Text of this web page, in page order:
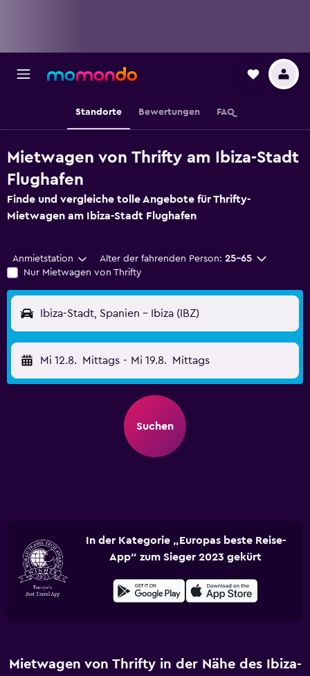
Standorte Bewertungen FAQ
Mietwagen von Thrifty am Ibiza-Stadt
Flughafen
Finde und vergleiche tolle Angebote für Thrifty-
Mietwagen am Ibiza-Stadt Flughafen
Anmietstation Alter der fahrenden Person: 25-65
Nur Mietwagen von Thrifty
Ibiza-Stadt, Spanien - Ibiza (IBZ)
Mi 12.8. Mittags - Mi 19.8. Mittags
Suchen
In der Kategorie „Europas beste Reise-
App“ zum Sieger 2023 gekürt
Mietwagen von Thrifty in der Nähe des Ibiza-